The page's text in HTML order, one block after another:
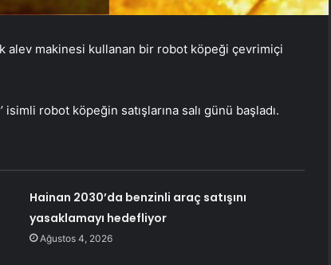
alev makinesi kullanan bir robot köpeği çevrimiçi
robot köpeğin satışlarına salı günü başladı.
Hainan 2030’da benzinli araç satışını
yasaklamayı hedefliyor
Ağustos 4, 2026